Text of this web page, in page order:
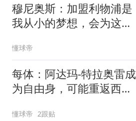
穆尼奥斯：加盟利物浦是
我从小的梦想，会为这件
懂球帝
每体：阿达玛-特拉奥雷成
为自由身，可能重返西班
懂球帝 2跟贴